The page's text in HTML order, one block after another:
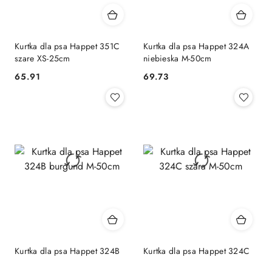
Kurtka dla psa Happet 351C
szare XS-25cm
Cena:
65.91
Kurtka dla psa Happet 324A
niebieska M-50cm
Cena:
69.73
Kurtka dla psa Happet 324B
Kurtka dla psa Happet 324C